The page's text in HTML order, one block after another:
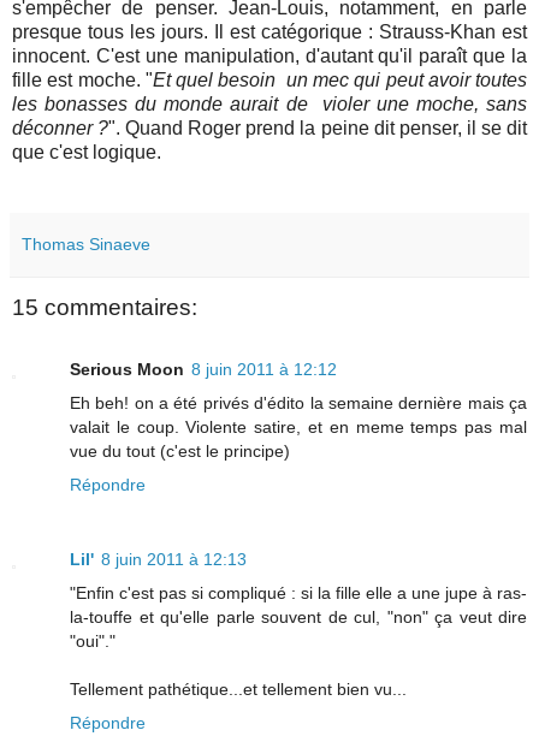
s'empêcher de penser. Jean-Louis, notamment, en parle
presque tous les jours. Il est catégorique : Strauss-Khan est
innocent. C'est une manipulation, d'autant qu'il paraît que la
fille est moche. "Et quel besoin un mec qui peut avoir toutes
les bonasses du monde aurait de violer une moche, sans
déconner ?". Quand Roger prend la peine dit penser, il se dit
que c'est logique.
Thomas Sinaeve
15 commentaires:
Serious Moon 8 juin 2011 à 12:12
Eh beh! on a été privés d'édito la semaine dernière mais ça
valait le coup. Violente satire, et en meme temps pas mal
vue du tout (c'est le principe)
Répondre
Lil' 8 juin 2011 à 12:13
"Enfin c'est pas si compliqué : si la fille elle a une jupe à ras-
la-touffe et qu'elle parle souvent de cul, "non" ça veut dire
"oui"."
Tellement pathétique...et tellement bien vu...
Répondre